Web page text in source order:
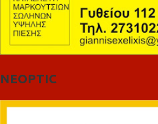
NEOPTIC